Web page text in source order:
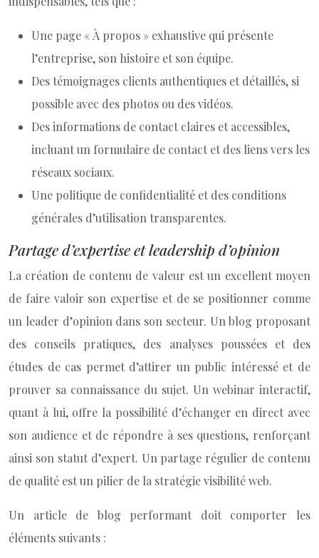
Une page « À propos » exhaustive qui présente
l’entreprise, son histoire et son équipe.
Des témoignages clients authentiques et détaillés, si
possible avec des photos ou des vidéos.
Des informations de contact claires et accessibles,
incluant un formulaire de contact et des liens vers les
réseaux sociaux.
Une politique de confidentialité et des conditions
générales d’utilisation transparentes.
Partage d’expertise et leadership d’opinion
La création de contenu de valeur est un excellent moyen
de faire valoir son expertise et de se positionner comme
un leader d’opinion dans son secteur. Un blog proposant
des conseils pratiques, des analyses poussées et des
études de cas permet d’attirer un public intéressé et de
prouver sa connaissance du sujet. Un webinar interactif,
quant à lui, offre la possibilité d’échanger en direct avec
son audience et de répondre à ses questions, renforçant
ainsi son statut d’expert. Un partage régulier de contenu
de qualité est un pilier de la stratégie visibilité web.
Un article de blog performant doit comporter les
éléments suivants :